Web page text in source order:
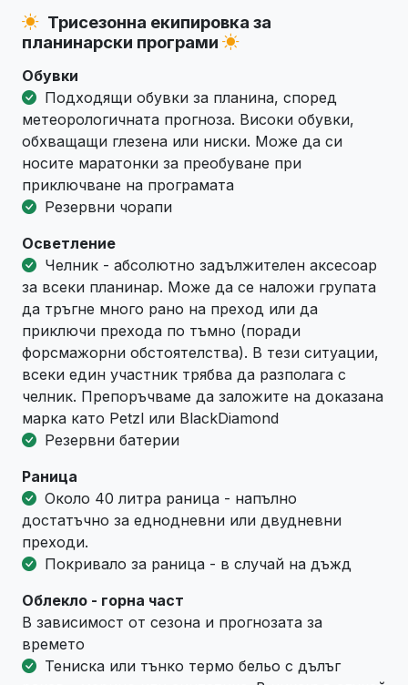
Трисезонна екипировка за
планинарски програми
Обувки
Подходящи обувки за планина, според
метеорологичната прогноза. Високи обувки,
обхващащи глезена или ниски. Може да си
носите маратонки за преобуване при
приключване на програмата
Резервни чорапи
Осветление
Челник - абсолютно задължителен аксесоар
за всеки планинар. Може да се наложи групата
да тръгне много рано на преход или да
приключи прехода по тъмно (поради
форсмажорни обстоятелства). В тези ситуации,
всеки един участник трябва да разполага с
челник. Препоръчваме да заложите на доказана
марка като Petzl или BlackDiamond
Резервни батерии
Раница
Около 40 литра раница - напълно
достатъчно за еднодневни или двудневни
преходи.
Покривало за раница - в случай на дъжд
Облекло - горна част
В зависимост от сезона и прогнозата за
времето
Тениска или тънко термо бельо с дълъг